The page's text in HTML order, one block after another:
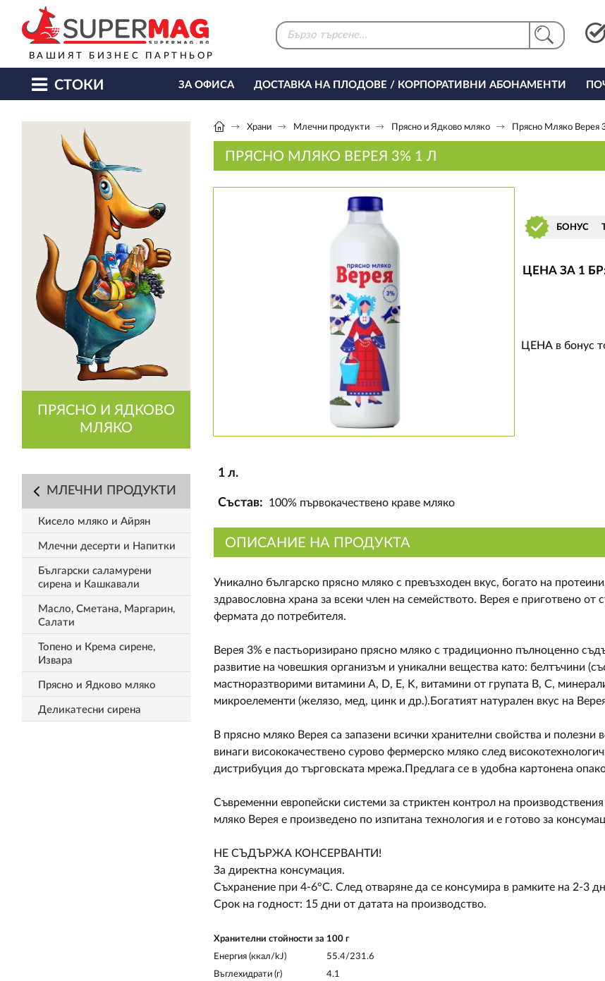
ВАШИЯТ БИЗНЕС ПАРТНЬОР
СТОКИ ЗА ОФИСА ДОСТАВКА НА ПЛОДОВЕ / КОРПОРАТИВНИ АБОНАМЕНТИ
ПРЯСНО И ЯДКОВО
МЛЯКО
МЛЕЧНИ ПРОДУКТИ
Кисело мляко и Айрян
Млечни десерти и Напитки
Български саламурени
сирена и Кашкавали
Масло, Сметана, Маргарин,
Салати
Топено и Крема сирене,
Извара
Прясно и Ядково мляко
Деликатесни сирена
Храни Млечни продукти Прясно и Ядково мляко Прясно Mляко Верея
ПРЯСНО MЛЯКО ВЕРЕЯ 3% 1 Л
БОНУС
ЦЕНА ЗА 1
ЦЕНА в бонус
1 л.
Състав: 100% първокачествено краве мляко
ОПИСАНИЕ НА ПРОДУКТА
Уникално българско прясно мляко с превъзходен вкус, богато на
здравословна храна за всеки член на семейството. Верея е приготвено
фермата до потребителя.
Верея 3% е пастьоризирано прясно мляко с традиционно пълноценно
развитие на човешкия организъм и уникални вещества като: белтъчини
мастноразтворими витамини А, D, E, K, витамини от групата B, C,
микроелементи (желязо, мед, цинк и др.).Богатият натурален вкус на
В прясно мляко Верея са запазени всички хранителни свойства и
винаги висококачествено сурово фермерско мляко след
дистрибуция до търговската мрежа.Предлага се в удобна картонена
Съвременни европейски системи за стриктен контрол на
мляко Верея е произведено по изпитана технология и е готово за
НЕ СЪДЪРЖА КОНСЕРВАНТИ!
За директна консумация.
Съхранение при 4-6°С. След отваряне да се консумира в рамките на 2-3
Срок на годност: 15 дни от датата на производство.
Хранителни стойности за 100 г
Енергия (ккал/kJ)
55.4/231.6
Въглехидрати (г)
4.1